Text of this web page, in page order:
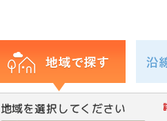
地域を選択してください